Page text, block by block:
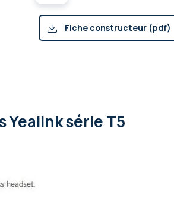
Fiche constructeur (pdf)
Yealink série T5